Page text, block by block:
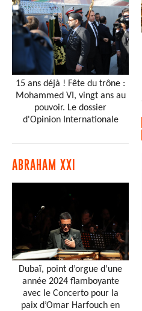
15 ans déjà ! Fête du trône :
Mohammed VI, vingt ans au
pouvoir. Le dossier
d'Opinion Internationale
ABRAHAM XXI
Dubaï, point d’orgue d’une
année 2024 flamboyante
avec le Concerto pour la
paix d’Omar Harfouch en